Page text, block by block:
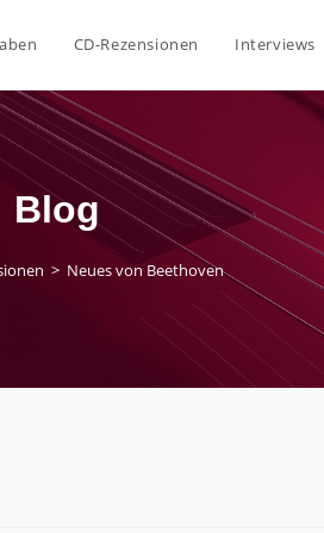
CD-Rezensionen Interviews
Blog
> Neues von Beethoven